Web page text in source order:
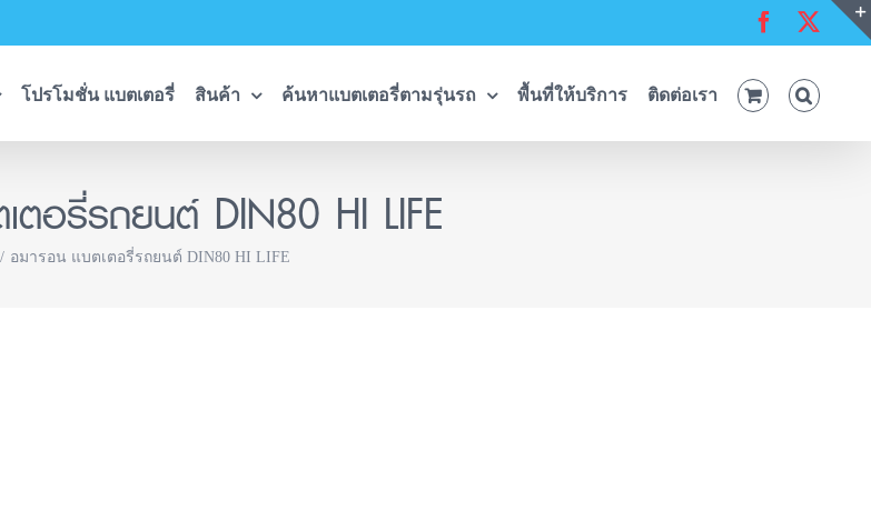
Facebook
โปรโมชั่น แบตเตอรี่ สินค้า ค้นหาแบตเตอรี่ตามรุ่นรถ พื้นที่ให้บริการ ติดต่อเรา
ตอรี่รถยนต์ DIN80 HI LIFE
อมารอน แบตเตอรี่รถยนต์ DIN80 HI LIFE